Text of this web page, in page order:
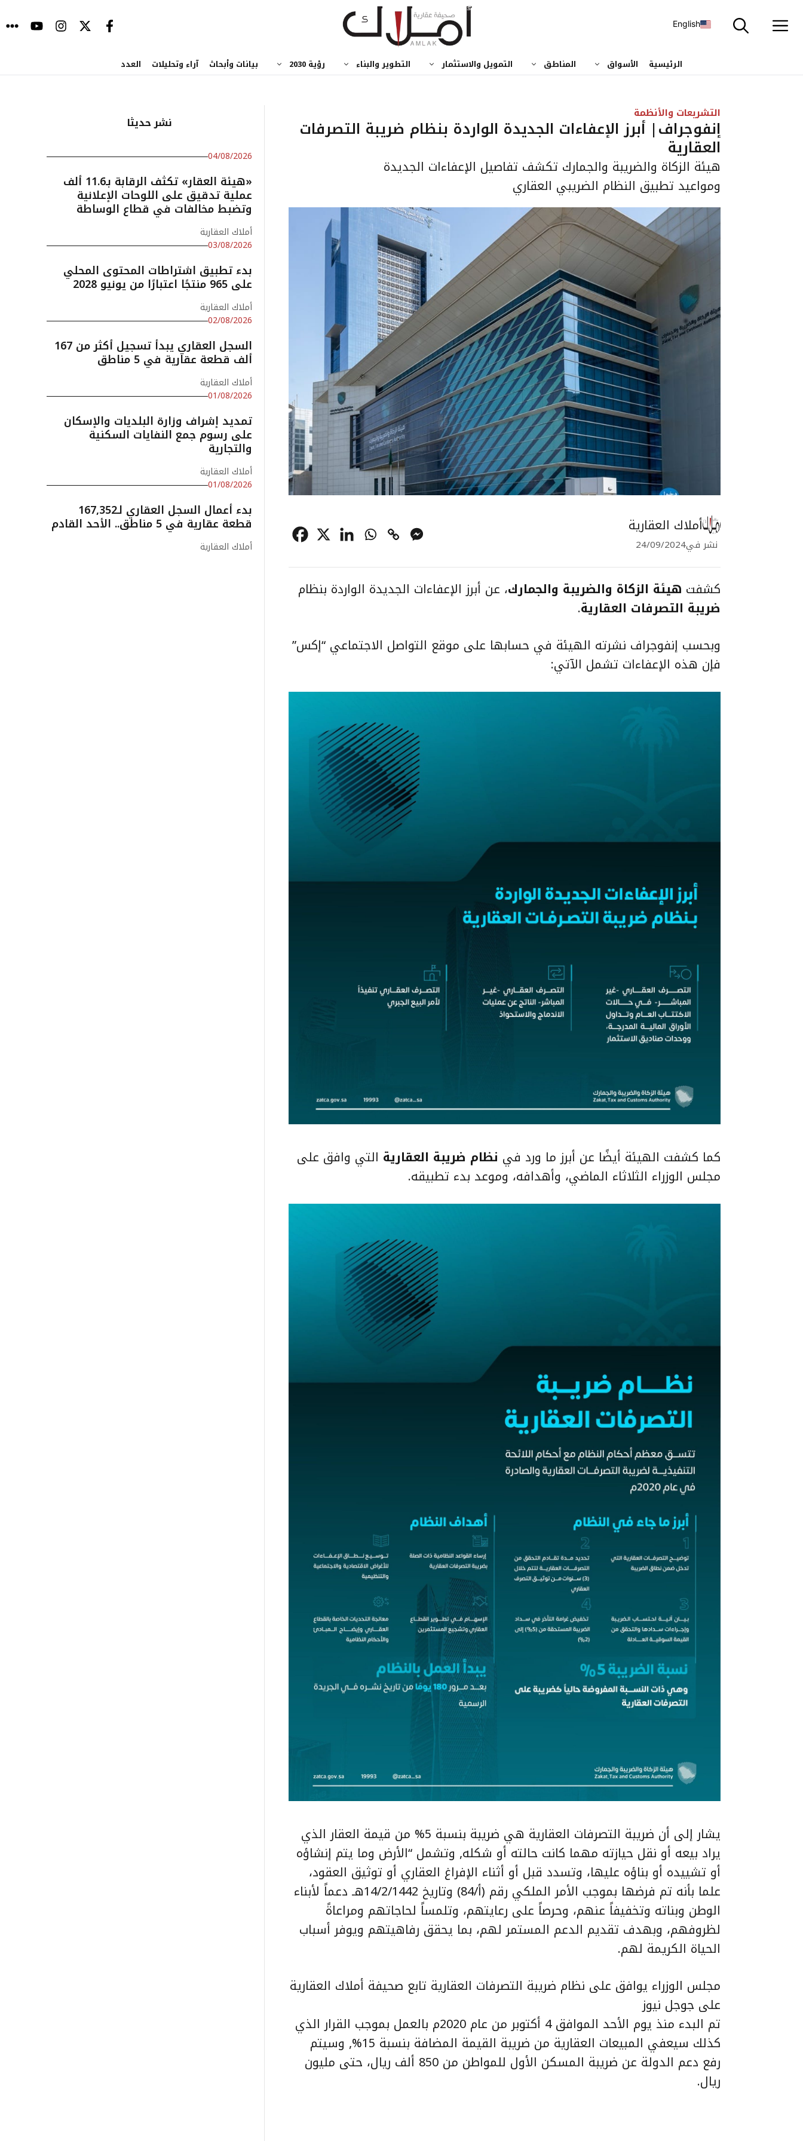
إلى
English
الرئيسية الأسواق المناطق التمويل والاستثمار التطوير والبناء رؤية 2030 بيانات وأبحاث آراء وتحليلات العدد
التشريعات والأنظمة
إنفوجراف| أبرز الإعفاءات الجديدة الواردة بنظام ضريبة التصرفات
العقارية
هيئة الزكاة والضريبة والجمارك تكشف تفاصيل الإعفاءات الجديدة
ومواعيد تطبيق النظام الضريبي العقاري
أملاك العقارية
نشر في24/09/2024
كشفت هيئة الزكاة والضريبة والجمارك، عن أبرز الإعفاءات الجديدة الواردة بنظام
ضريبة التصرفات العقارية.
وبحسب إنفوجراف نشرته الهيئة في حسابها على موقع التواصل الاجتماعي “إكس”
فإن هذه الإعفاءات تشمل الآتي:
كما كشفت الهيئة أيضًا عن أبرز ما ورد في نظام ضريبة العقارية التي وافق على
مجلس الوزراء الثلاثاء الماضي، وأهدافه، وموعد بدء تطبيقه.
يشار إلى أن ضريبة التصرفات العقارية هي ضريبة بنسبة 5% من قيمة العقار الذي
يراد بيعه أو نقل حيازته مهما كانت حالته أو شكله, وتشمل “الأرض وما يتم إنشاؤه
أو تشييده أو بناؤه عليها، وتسدد قبل أو أثناء الإفراغ العقاري أو توثيق العقود،
علما بأنه تم فرضها بموجب الأمر الملكي رقم (أ/84) وتاريخ 14/2/1442هـ دعماً لأبناء
الوطن وبناته وتخفيفاً عنهم، وحرصاً على رعايتهم، وتلمساً لحاجاتهم ومراعاةً
لظروفهم، وبهدف تقديم الدعم المستمر لهم، بما يحقق رفاهيتهم ويوفر أسباب
الحياة الكريمة لهم.
مجلس الوزراء يوافق على نظام ضريبة التصرفات العقارية تابع صحيفة أملاك العقارية
على جوجل نيوز
تم البدء منذ يوم الأحد الموافق 4 أكتوبر من عام 2020م بالعمل بموجب القرار الذي
كذلك سيعفي المبيعات العقارية من ضريبة القيمة المضافة بنسبة 15%, وسيتم
رفع دعم الدولة عن ضريبة المسكن الأول للمواطن من 850 ألف ريال، حتى مليون
ريال.​
نشر حديثا
04/08/2026
«هيئة العقار» تكثف الرقابة بـ11.6 ألف
عملية تدقيق على اللوحات الإعلانية
وتضبط مخالفات في قطاع الوساطة
أملاك العقارية
03/08/2026
بدء تطبيق اشتراطات المحتوى المحلي
على 965 منتجًا اعتبارًا من يونيو 2028
أملاك العقارية
02/08/2026
السجل العقاري يبدأ تسجيل أكثر من 167
ألف قطعة عقارية في 5 مناطق
أملاك العقارية
01/08/2026
تمديد إشراف وزارة البلديات والإسكان
على رسوم جمع النفايات السكنية
والتجارية
أملاك العقارية
01/08/2026
بدء أعمال السجل العقاري لـ167,352
قطعة عقارية في 5 مناطق.. الأحد القادم
أملاك العقارية